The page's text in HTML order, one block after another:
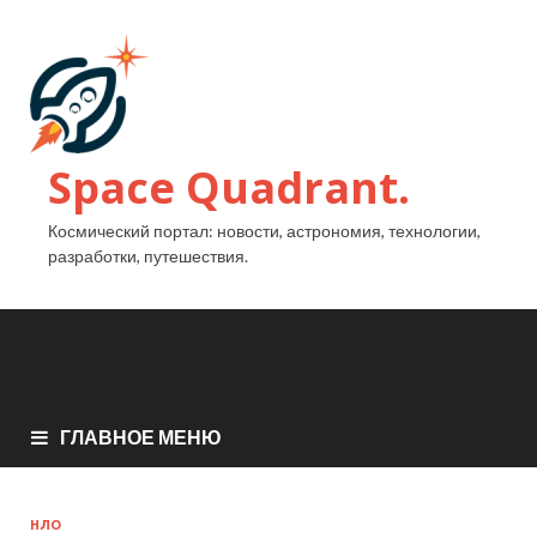
Space Quadrant.
Космический портал: новости, астрономия, технологии,
разработки, путешествия.
ГЛАВНОЕ МЕНЮ
НЛО